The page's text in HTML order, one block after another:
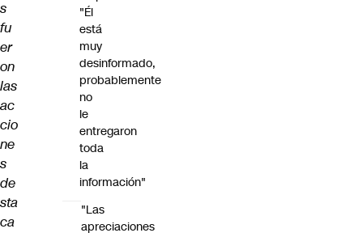
s
fu
er
on
las
ac
cio
ne
s
de
sta
ca
"Él
está
muy
desinformado,
probablemente
no
le
entregaron
toda
la
información"
"Las
apreciaciones